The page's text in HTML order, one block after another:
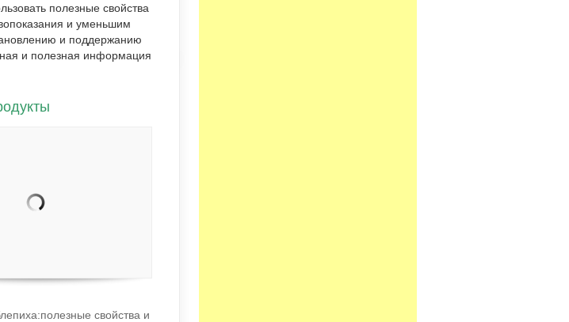
полезные свойства
и уменьшим
и поддержанию
и полезная информация
свойства и